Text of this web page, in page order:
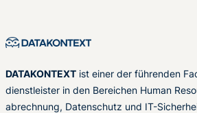
DATAKONTEXT ist einer der führenden
dienstleister in den Bereichen Human
abrechnung, Datenschutz und IT-